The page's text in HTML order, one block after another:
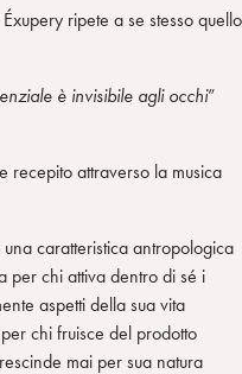
ripete a se stesso quello
è invisibile agli occhi”
recepito attraverso la musica
caratteristica antropologica
per chi attiva dentro di sé i
aspetti della sua vita
chi fruisce del prodotto
mai per sua natura